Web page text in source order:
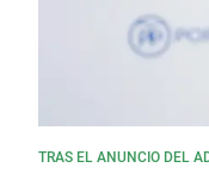
TRAS EL ANUNCIO DEL